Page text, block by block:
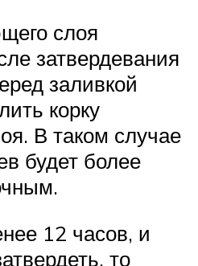
слоя
затвердевания
заливкой
корку
В таком случае
будет более
12 часов, и
то